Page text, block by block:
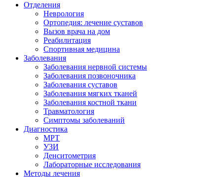
Отделения
Неврология
Ортопедия: лечение суставов
Вызов врача на дом
Реабилитация
Спортивная медицина
Заболевания
Заболевания нервной системы
Заболевания позвоночника
Заболевания суставов
Заболевания мягких тканей
Заболевания костной ткани
Травматология
Симптомы заболеваний
Диагностика
МРТ
УЗИ
Денситометрия
Лабораторные исследования
Методы лечения